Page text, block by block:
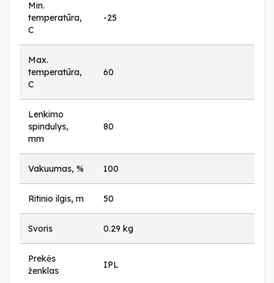
Min.
temperatūra,
C
-25
Max.
temperatūra,
C
60
Lenkimo
spindulys,
mm
80
Vakuumas, % 100
Ritinio ilgis, m 50
Svoris 0.29 kg
Prekės
ženklas
IPL